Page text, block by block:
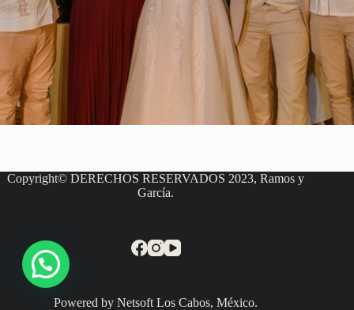
Copyright© DERECHOS RESERVADOS 2023, Ramos y
García.
Powered by Netsoft Los Cabos, México.